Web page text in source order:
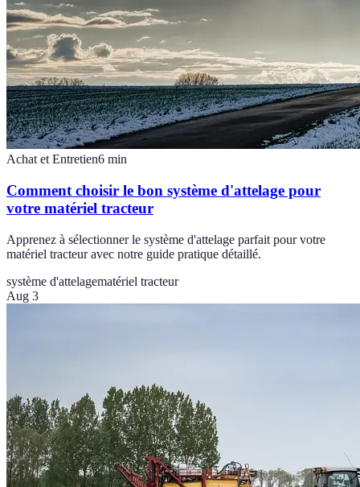
Achat et Entretien6 min
Comment choisir le bon système d'attelage pour
votre matériel tracteur
Apprenez à sélectionner le système d'attelage parfait pour votre
matériel tracteur avec notre guide pratique détaillé.
système d'attelagematériel tracteur
Aug 3